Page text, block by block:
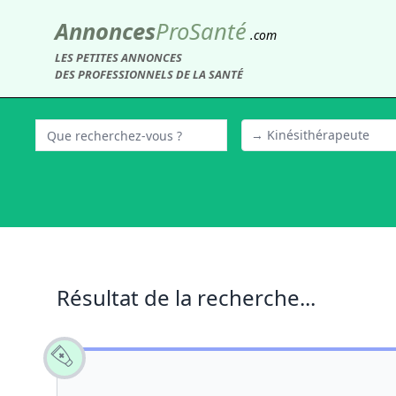
AnnoncesProSanté .com
LES PETITES ANNONCES
DES PROFESSIONNELS DE LA SANTÉ
→ Kinésithérapeute
Résultat de la recherche...